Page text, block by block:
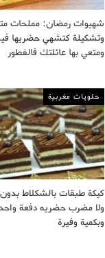
شهيوات رمضان: مملحات
وتشكيلة كتشهي حضريها
ومتعي بها عائلتك فالفطور
حلويات مغربية
كيكة طبقات بالشكلاط
ولا مضرب حضريه دفعة
وبكمية وفيرة